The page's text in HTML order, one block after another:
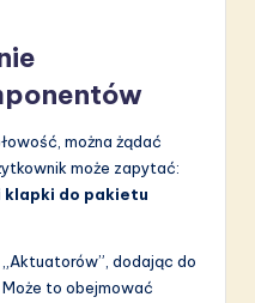
można żądać
może zapytać:
klapki do pakietu
dodając do
to obejmować